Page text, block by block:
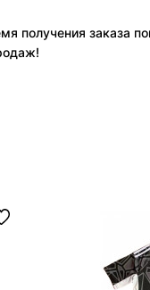
получения заказа